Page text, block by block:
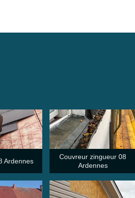
Ardennes
Couvreur zingueur 08
Ardennes